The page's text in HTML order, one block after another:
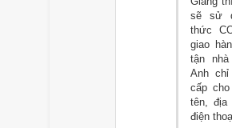
sẽ sử
thức
giao
tận
Anh
cấp
tên,
điện